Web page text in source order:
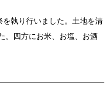
執り行いました。土地を清
。四方にお米、お塩、お酒